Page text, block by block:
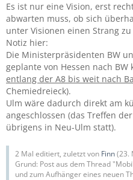
Es ist nur eine Vision, erst
abwarten muss, ob sich
unter Visionen einen Strang
Notiz hier:
Die Ministerpräsidenten BW
geplante von Hessen nach
entlang der A8 bis weit nach
Chemiedreieck).
Ulm wäre dadurch direkt am
angeschlossen (das Treffen
übrigens in Neu-Ulm statt).
2 Mal editiert, zuletzt von Finn(23.
Grund: Post aus dem Thread
und zum Aufhänger eines neuen